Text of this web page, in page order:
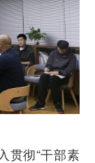
彻“干部素